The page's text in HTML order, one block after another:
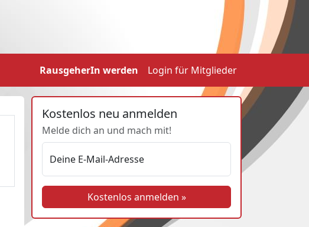
RausgeherIn werden Login für Mitglieder
Kostenlos neu anmelden
Melde dich an und mach mit!
Deine E-Mail-Adresse
Kostenlos anmelden »